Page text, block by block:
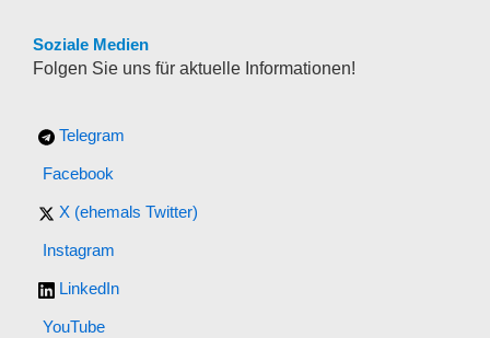
Soziale Medien
Folgen Sie uns für aktuelle Informationen!
Telegram
Facebook
X (ehemals Twitter)
Instagram
LinkedIn
YouTube